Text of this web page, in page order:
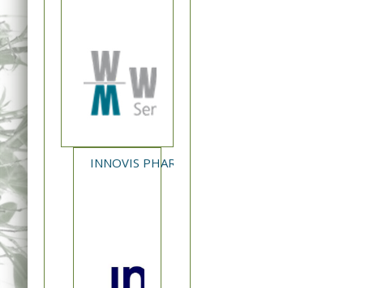
INNOVIS PHARMA - NEA ΚΥΚΛΟΦΟΡΙΑ XAVERTIA